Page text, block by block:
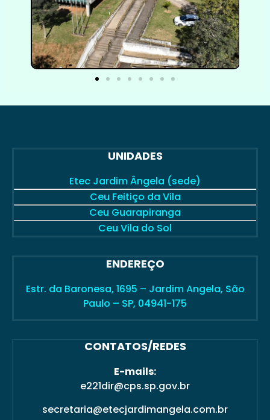
Etec Jardim Ângela
UNIDADES
Etec Jardim Ângela (sede)
Ceu Feitiço da Vila
Ceu Guarapiranga
Ceu Vila do Sol
ENDEREÇO
Estr. da Baronesa, 1695 – Jardim Angela, São
Paulo – SP, 04941-175
CONTATOS/REDES
E-mails:
e221dir@cps.sp.gov.br
secretaria@etecjardimangela.com.br